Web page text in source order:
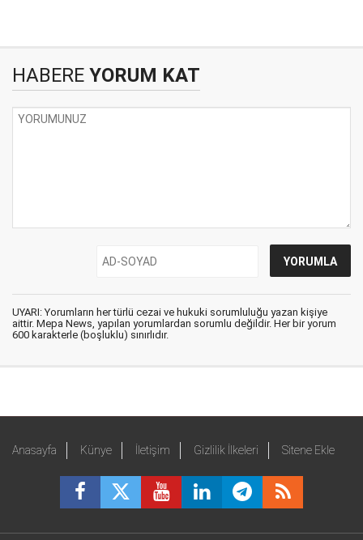
HABERE YORUM KAT
UYARI: Yorumların her türlü cezai ve hukuki sorumluluğu yazan kişiye
aittir. Mepa News, yapılan yorumlardan sorumlu değildir. Her bir yorum
600 karakterle (boşluklu) sınırlıdır.
Anasayfa Künye İletişim Gizlilik İlkeleri Sitene Ekle